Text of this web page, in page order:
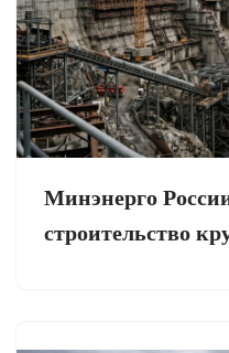
Минэнерго
строительство